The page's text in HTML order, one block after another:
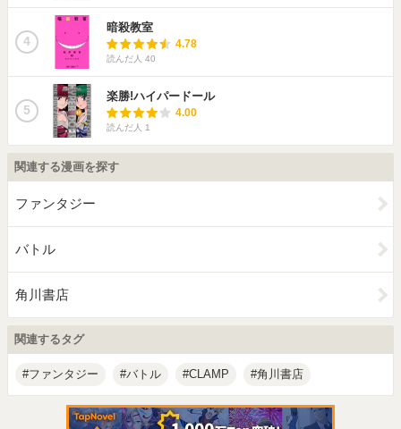
4
暗殺教室
4.78
読んだ人 40
5
楽勝!ハイパードール
4.00
読んだ人 1
関連する漫画を探す
ファンタジー
バトル
角川書店
関連するタグ
ファンタジー バトル CLAMP 角川書店